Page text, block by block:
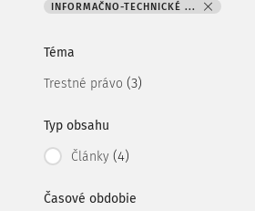
INFORMAČNO-TECHNICKÉ ...
Téma
Trestné právo (3)
Typ obsahu
Články (4)
Časové obdobie